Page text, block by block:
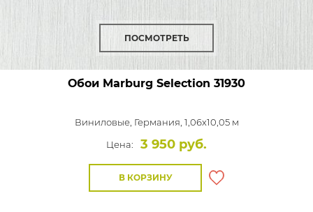
ПОСМОТРЕТЬ
Обои Marburg Selection 31930
Виниловые, Германия, 1,06x10,05 м
Цена:
3 950 руб.
В КОРЗИНУ